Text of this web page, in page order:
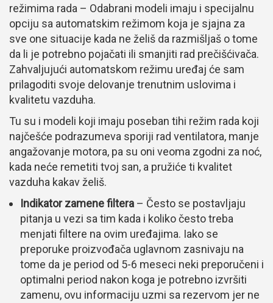
režimima rada – Odabrani modeli imaju i specijalnu
opciju sa automatskim režimom koja je sjajna za
sve one situacije kada ne želiš da razmišljaš o tome
da li je potrebno pojačati ili smanjiti rad prečišćivača.
Zahvaljujući automatskom režimu uređaj će sam
prilagoditi svoje delovanje trenutnim uslovima i
kvalitetu vazduha.
Tu su i modeli koji imaju poseban tihi režim rada koji
najčešće podrazumeva sporiji rad ventilatora, manje
angažovanje motora, pa su oni veoma zgodni za noć,
kada neće remetiti tvoj san, a pružiće ti kvalitet
vazduha kakav želiš.
Indikator zamene filtera – Često se postavljaju
pitanja u vezi sa tim kada i koliko često treba
menjati filtere na ovim uređajima. Iako se
preporuke proizvođača uglavnom zasnivaju na
tome da je period od 5-6 meseci neki preporučeni i
optimalni period nakon koga je potrebno izvršiti
zamenu, ovu informaciju uzmi sa rezervom jer ne